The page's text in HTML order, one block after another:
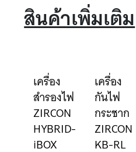
สินค้าเพิ่มเติม
เครื่อง
สำรองไฟ
ZIRCON
HYBRID-
iBOX
เครื่อง
กันไฟ
กระชาก
ZIRCON
KB-RL